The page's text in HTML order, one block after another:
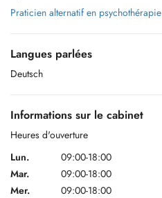
Praticien alternatif en psychothérapie
Langues parlées
Deutsch
Informations sur le cabinet
Heures d'ouverture
Lun.
09:00-18:00
Mar.
09:00-18:00
Mer.
09:00-18:00